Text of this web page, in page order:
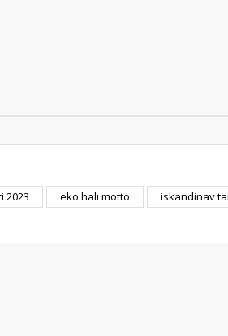
Bu ürüne ilk yorumu siz
2023 eko halı motto iskandinav